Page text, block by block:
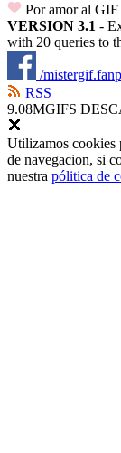
Por amor al GIF
VERSION 3.1 -
with 20 queries to
/
RSS
9.08MGIFS
Utilizamos cookies
de navegacion, si
nuestra pólitica de